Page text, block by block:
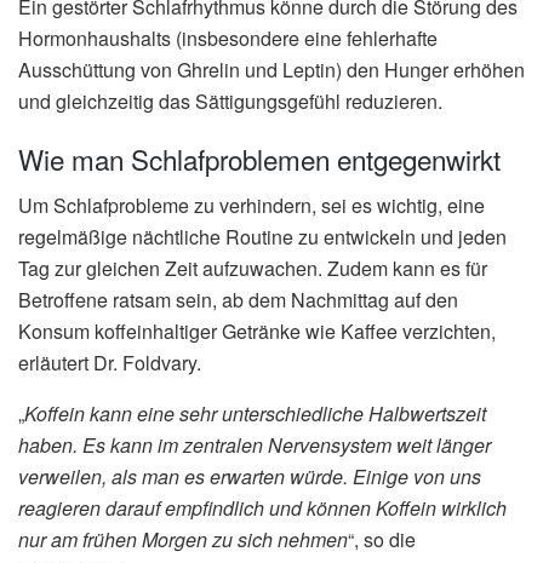
Ein gestörter Schlafrhythmus könne durch die Störung des
Hormonhaushalts (insbesondere eine fehlerhafte
Ausschüttung von Ghrelin und Leptin) den Hunger erhöhen
und gleichzeitig das Sättigungsgefühl reduzieren.
Wie man Schlafproblemen entgegenwirkt
Um Schlafprobleme zu verhindern, sei es wichtig, eine
regelmäßige nächtliche Routine zu entwickeln und jeden
Tag zur gleichen Zeit aufzuwachen. Zudem kann es für
Betroffene ratsam sein, ab dem Nachmittag auf den
Konsum koffeinhaltiger Getränke wie Kaffee verzichten,
erläutert Dr. Foldvary.
„Koffein kann eine sehr unterschiedliche Halbwertszeit
haben. Es kann im zentralen Nervensystem weit länger
verweilen, als man es erwarten würde. Einige von uns
reagieren darauf empfindlich und können Koffein wirklich
nur am frühen Morgen zu sich nehmen“, so die